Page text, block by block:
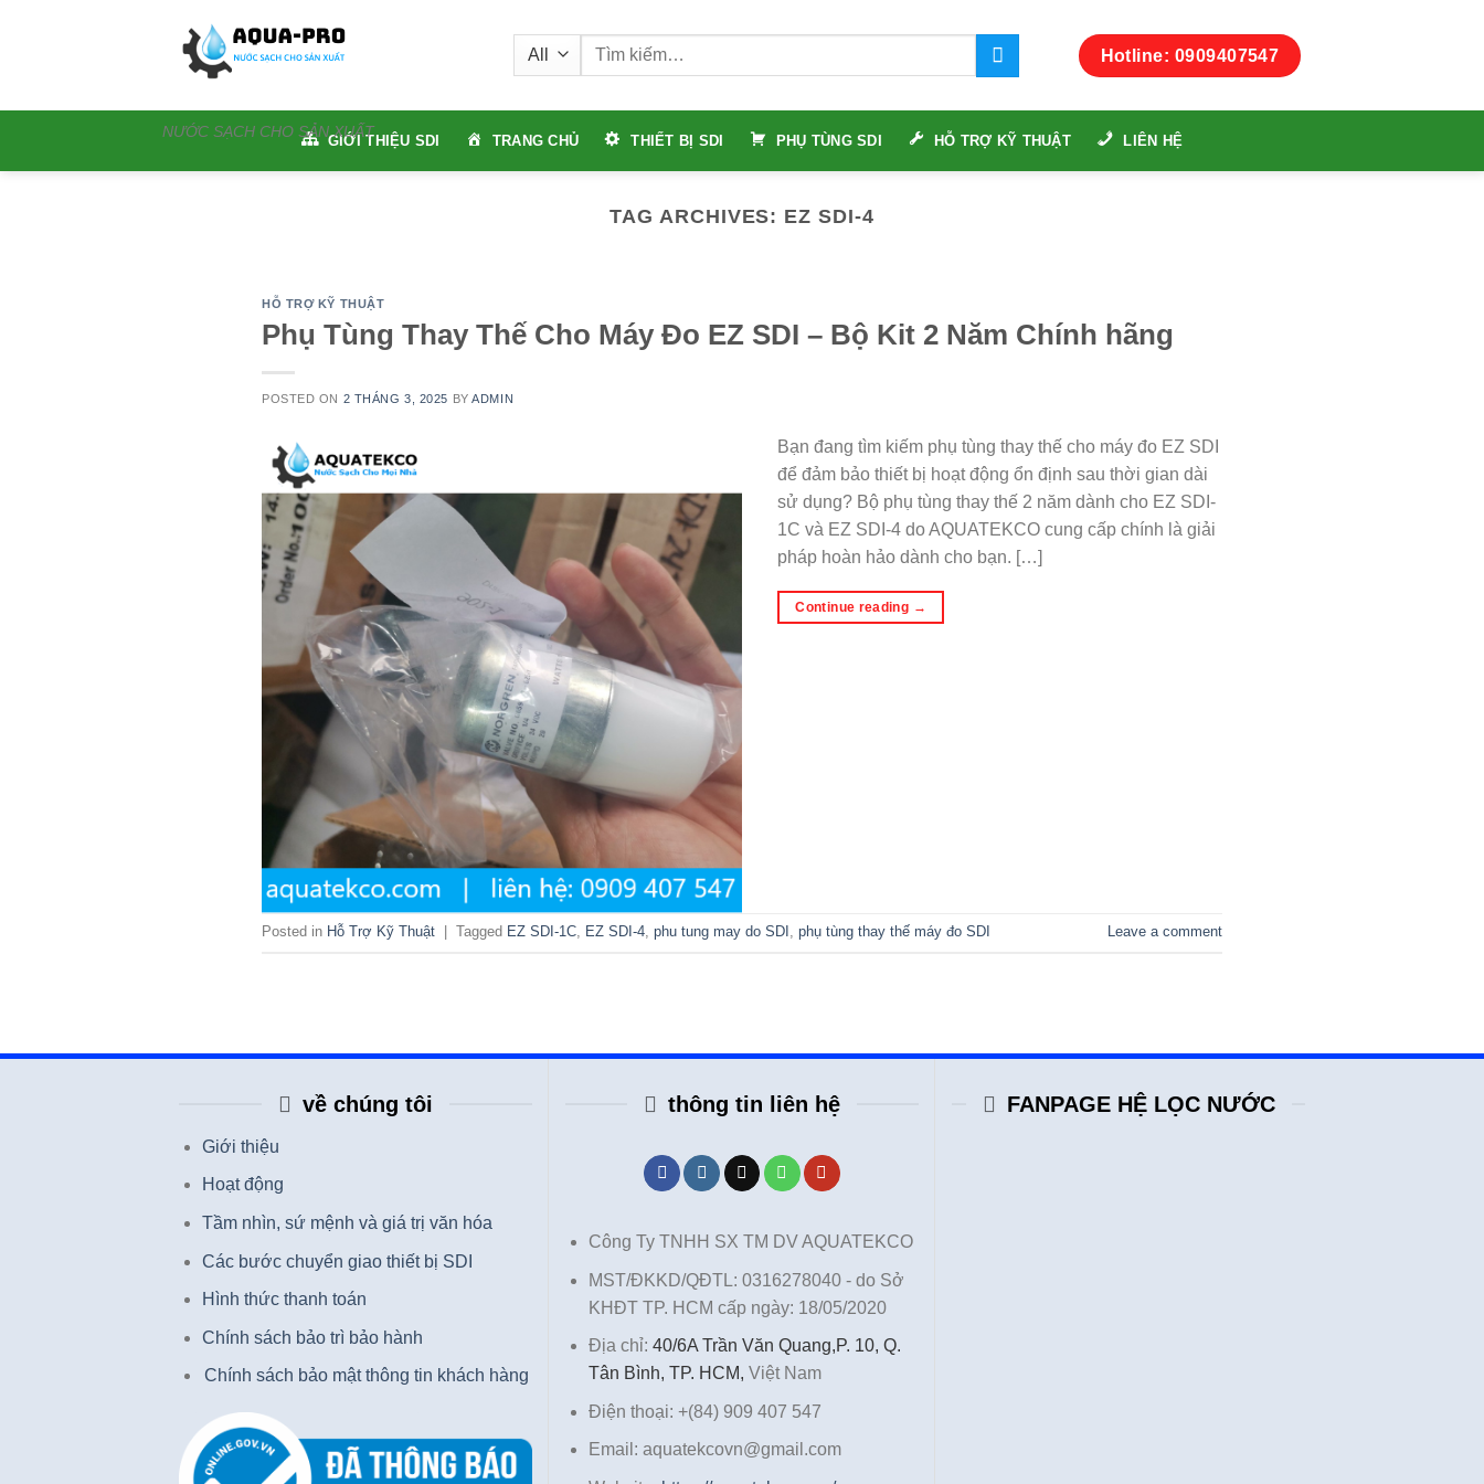
NƯỚC SẠCH CHO SẢN XUẤT
Tìm
Hotline: 0909407547
GIỚI THIỆU SDI TRANG CHỦ THIẾT BỊ SDI PHỤ TÙNG SDI HỖ TRỢ KỸ THUẬT LIÊN HỆ
TAG ARCHIVES: EZ SDI-4
HỖ TRỢ KỸ THUẬT
Phụ Tùng Thay Thế Cho Máy Đo EZ SDI – Bộ Kit 2 Năm Chính hãng
POSTED ON 2 THÁNG 3, 2025 BYADMIN
Bạn đang tìm kiếm phụ tùng thay thế cho máy đo EZ SDI
để đảm bảo thiết bị hoạt động ổn định sau thời gian dài
sử dụng? Bộ phụ tùng thay thế 2 năm dành cho EZ SDI-
1C và EZ SDI-4 do AQUATEKCO cung cấp chính là giải
pháp hoàn hảo dành cho bạn. […]
Continue reading →
Posted in Hỗ Trợ Kỹ Thuật Tagged EZ SDI-1C, EZ SDI-4, phu tung may do SDI , phụ tùng thay thế máy đo SDI Leave a comment
về chúng tôi
Giới thiệu
Hoạt động
Tầm nhìn, sứ mệnh và giá trị văn hóa
Các bước chuyển giao thiết bị SDI
Hình thức thanh toán
Chính sách bảo trì bảo hành
Chính sách bảo mật thông tin khách hàng
thông tin liên hệ
Công Ty TNHH SX TM DV AQUATEKCO
MST/ĐKKD/QĐTL: 0316278040 - do Sở
KHĐT TP. HCM cấp ngày: 18/05/2020
Địa chỉ: 40/6A Trần Văn Quang,P. 10, Q.
Tân Bình, TP. HCM, Việt Nam
Điện thoại: +(84) 909 407 547
Email: aquatekcovn@gmail.com
FANPAGE HỆ LỌC NƯỚC